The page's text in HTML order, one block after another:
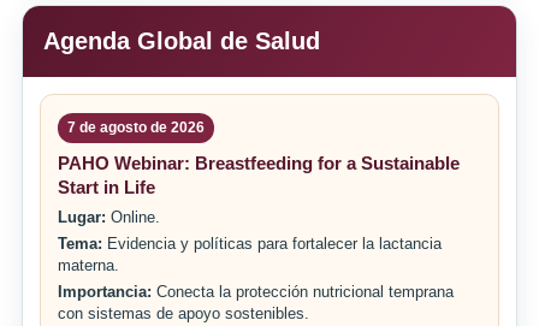
Agenda Global de Salud
7 de agosto de 2026
PAHO Webinar: Breastfeeding for a Sustainable
Start in Life
Lugar: Online.
Tema: Evidencia y políticas para fortalecer la lactancia
materna.
Importancia: Conecta la protección nutricional temprana
con sistemas de apoyo sostenibles.